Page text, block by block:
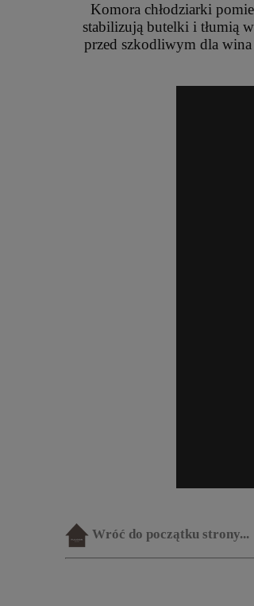
Komora chłodziarki
stabilizują butelki i tłumią
przed szkodliwym dla
Wróć do początku strony...